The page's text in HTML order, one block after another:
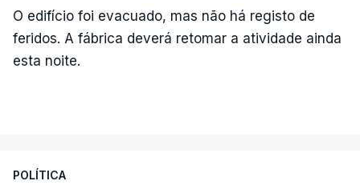
O edifício foi evacuado, mas não há registo de
feridos. A fábrica deverá retomar a atividade ainda
esta noite.
POLÍTICA